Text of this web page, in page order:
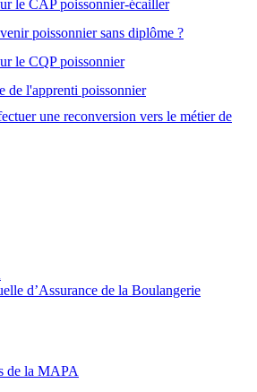
le CAP poissonnier-écailler
poissonnier sans diplôme ?
le CQP poissonnier
de l'apprenti poissonnier
une reconversion vers le métier de
d’Assurance de la Boulangerie
de la MAPA